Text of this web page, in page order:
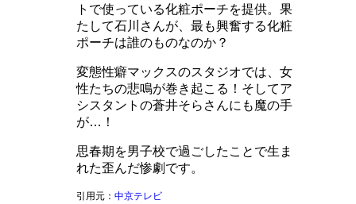
トで使っている化粧ポーチを提供。果
たして石川さんが、最も興奮する化粧
ポーチは誰のものなのか？
変態性癖マックスのスタジオでは、女
性たちの悲鳴が巻き起こる！そしてア
シスタントの蒼井そらさんにも魔の手
が…！
思春期を男子校で過ごしたことで生ま
れた歪んだ惨劇です。
引用元： 中京テレビ